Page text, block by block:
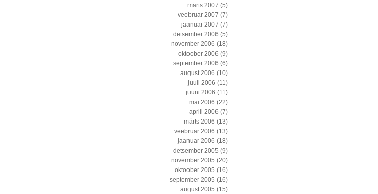
märts 2007 (5)
veebruar 2007 (7)
jaanuar 2007 (7)
detsember 2006 (5)
november 2006 (18)
oktoober 2006 (9)
september 2006 (6)
august 2006 (10)
juuli 2006 (11)
juuni 2006 (11)
mai 2006 (22)
aprill 2006 (7)
märts 2006 (13)
veebruar 2006 (13)
jaanuar 2006 (18)
detsember 2005 (9)
november 2005 (20)
oktoober 2005 (16)
september 2005 (16)
august 2005 (15)